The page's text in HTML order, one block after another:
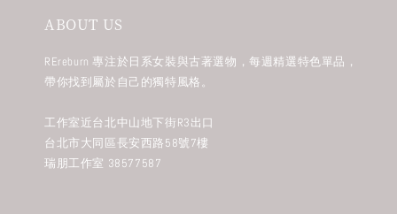
ABOUT US
REreburn 專注於日系女裝與古著選物，每週精選特色單品，
帶你找到屬於自己的獨特風格。
工作室近台北中山地下街R3出口
台北市大同區長安西路58號7樓
瑞朋工作室 38577587